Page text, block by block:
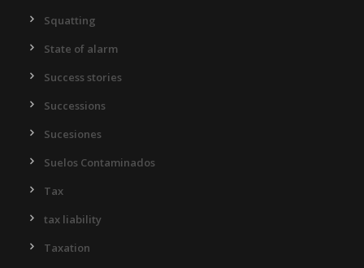
Squatting
State of alarm
Success stories
Successions
Sucesiones
Suelos Contaminados
Tax
tax liability
Taxation